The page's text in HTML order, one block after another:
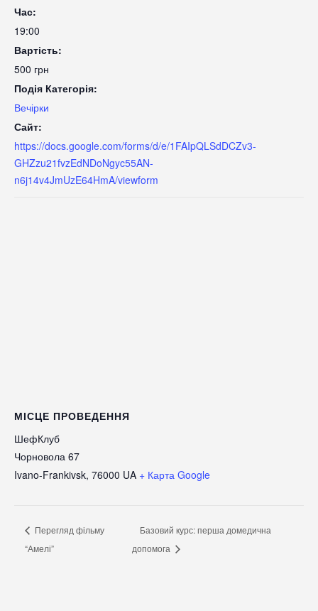
Час:
19:00
Вартість:
500 грн
Подія Категорія:
Вечірки
Сайт:
https://docs.google.com/forms/d/e/1FAIpQLSdDCZv3-
GHZzu21fvzEdNDoNgyc55AN-
n6j14v4JmUzE64HmA/viewform
МІСЦЕ ПРОВЕДЕННЯ
ШефКлуб
Чорновола 67
Ivano-Frankivsk, 76000 UA + Карта Google
Перегляд фільму
“Амелі”
Базовий курс: перша домедична
допомога